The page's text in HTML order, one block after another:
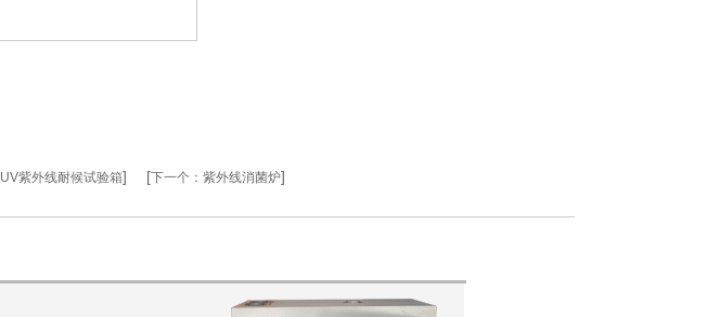
UV紫外线耐候试验箱] [下一个： 紫外线消菌炉]